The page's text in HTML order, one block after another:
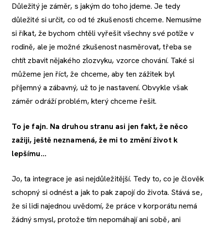
Důležitý je záměr, s jakým do toho jdeme. Je tedy
důležité si určit, co od té zkušenosti chceme. Nemusíme
si říkat, že bychom chtěli vyřešit všechny své potíže v
rodině, ale je možné zkušenost nasměrovat, třeba se
chtít zbavit nějakého zlozvyku, vzorce chování. Také si
můžeme jen říct, že chceme, aby ten zážitek byl
příjemný a zábavný, už to je nastavení. Obvykle však
záměr odráží problém, který chceme řešit.
To je fajn. Na druhou stranu asi jen fakt, že něco
zažiji, ještě neznamená, že mi to změní život k
lepšímu...
Jo, ta integrace je asi nejdůležitější. Tedy to, co je člověk
schopný si odnést a jak to pak zapojí do života. Stává se,
že si lidi najednou uvědomí, že práce v korporátu nemá
žádný smysl, protože tím nepomáhají ani sobě, ani